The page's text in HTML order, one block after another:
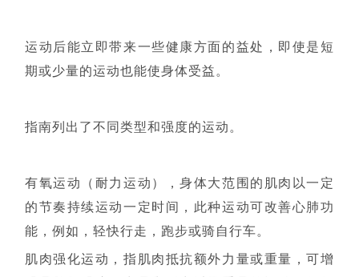
运动后能立即带来一些健康方面的益处，即使是短
期或少量的运动也能使身体受益。
指南列出了不同类型和强度的运动。
有氧运动（耐力运动），身体大范围的肌肉以一定
的节奏持续运动一定时间，此种运动可改善心肺功
能，例如，轻快行走，跑步或骑自行车。
肌肉强化运动，指肌肉抵抗额外力量或重量，可增